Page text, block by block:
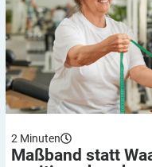
2 Minuten
Maßband statt